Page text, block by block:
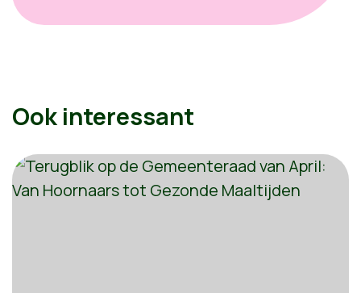
Ook interessant